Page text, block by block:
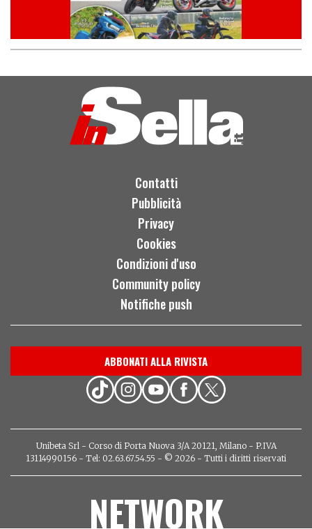
Contatti
Pubblicità
Privacy
Cookies
Condizioni d'uso
Community policy
Notifiche push
ABBONATI ALLA RIVISTA
Unibeta Srl - Corso di Porta Nuova 3/A 20121, Milano - P.IVA
13114990156 - Tel: 02.63.67.54.55 - © 2026 - Tutti i diritti riservati
NETWORK